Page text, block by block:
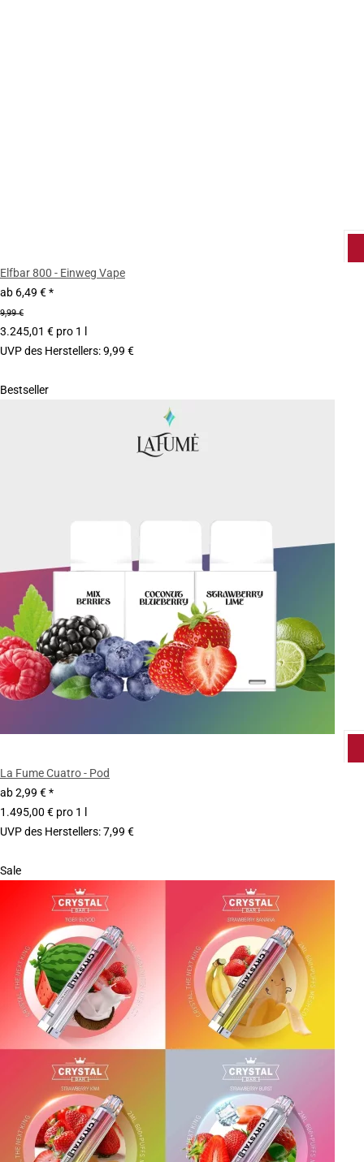
Elfbar 800 - Einweg Vape
ab 6,49 €*
9,99 €
3.245,01 € pro 1 l
UVP des Herstellers:9,99 €
Bestseller
La Fume Cuatro - Pod
ab2,99 €*
1.495,00 € pro 1 l
UVP des Herstellers:7,99 €
Sale